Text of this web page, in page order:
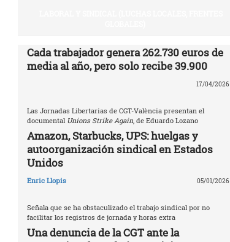
Cada trabajador genera 262.730 euros de
media al año, pero solo recibe 39.900
17/04/2026
Las Jornadas Libertarias de CGT-València presentan el
documental Unions Strike Again, de Eduardo Lozano
Amazon, Starbucks, UPS: huelgas y
autoorganización sindical en Estados
Unidos
Enric Llopis 05/01/2026
Señala que se ha obstaculizado el trabajo sindical por no
facilitar los registros de jornada y horas extra
Una denuncia de la CGT ante la